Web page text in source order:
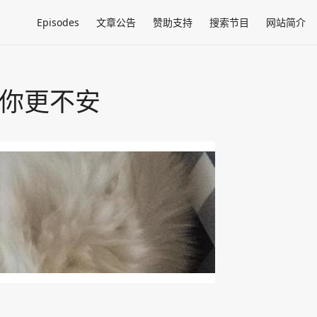
Episodes 文章公告 赞助支持 搜索节目 网站简介
更不安